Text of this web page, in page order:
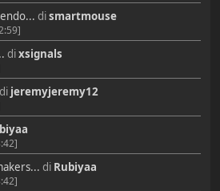
dismartmouse
dixsignals
jeremyjeremy12
di Rubiyaa